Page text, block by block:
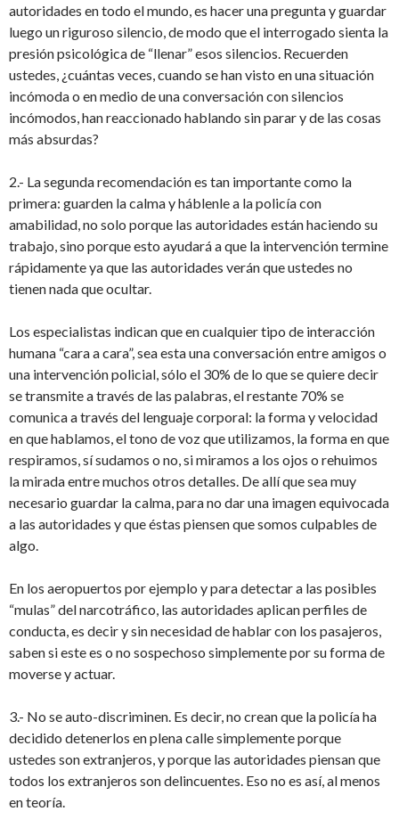
autoridades en todo el mundo, es hacer una pregunta y guardar
luego un riguroso silencio, de modo que el interrogado sienta la
presión psicológica de “llenar” esos silencios. Recuerden
ustedes, ¿cuántas veces, cuando se han visto en una situación
incómoda o en medio de una conversación con silencios
incómodos, han reaccionado hablando sin parar y de las cosas
más absurdas?
2.- La segunda recomendación es tan importante como la
primera: guarden la calma y háblenle a la policía con
amabilidad, no solo porque las autoridades están haciendo su
trabajo, sino porque esto ayudará a que la intervención termine
rápidamente ya que las autoridades verán que ustedes no
tienen nada que ocultar.
Los especialistas indican que en cualquier tipo de interacción
humana “cara a cara”, sea esta una conversación entre amigos o
una intervención policial, sólo el 30% de lo que se quiere decir
se transmite a través de las palabras, el restante 70% se
comunica a través del lenguaje corporal: la forma y velocidad
en que hablamos, el tono de voz que utilizamos, la forma en que
respiramos, sí sudamos o no, si miramos a los ojos o rehuimos
la mirada entre muchos otros detalles. De allí que sea muy
necesario guardar la calma, para no dar una imagen equivocada
a las autoridades y que éstas piensen que somos culpables de
algo.
En los aeropuertos por ejemplo y para detectar a las posibles
“mulas” del narcotráfico, las autoridades aplican perfiles de
conducta, es decir y sin necesidad de hablar con los pasajeros,
saben si este es o no sospechoso simplemente por su forma de
moverse y actuar.
3.- No se auto-discriminen. Es decir, no crean que la policía ha
decidido detenerlos en plena calle simplemente porque
ustedes son extranjeros, y porque las autoridades piensan que
todos los extranjeros son delincuentes. Eso no es así, al menos
en teoría.